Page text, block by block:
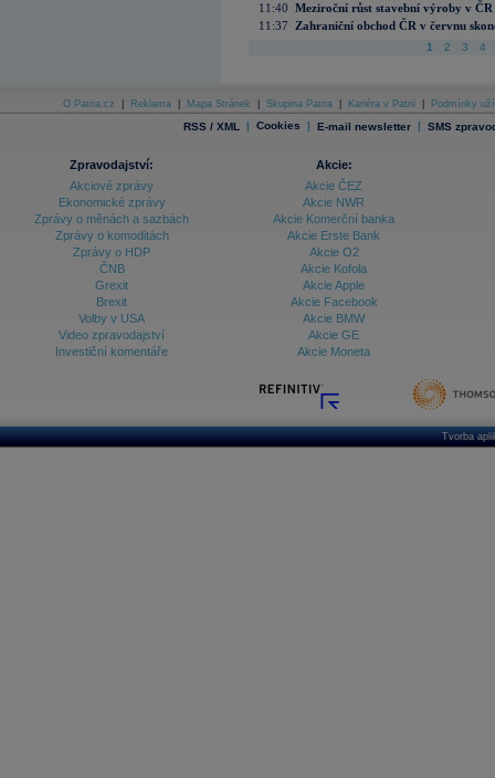
11:40 Meziroční růst stavební výroby v
11:37
Zahraniční obchod ČR v červnu
1 2 3 4
O Patria.cz Reklama Mapa Stránek Skupina Patria Kariéra v Patrii Podmínky
RSS / XML | Cookies | E-mail newsletter | SMS
Zpravodajství:
Akciové zprávy
Ekonomické zprávy
Zprávy o měnách a sazbách
Zprávy o komoditách
Zprávy o HDP
ČNB
Grexit
Brexit
Volby v USA
Video zpravodajství
Investiční komentáře
Akcie:
Akcie ČEZ
Akcie NWR
Akcie Komerční banka
Akcie Erste Bank
Akcie O2
Akcie Kofola
Akcie Apple
Akcie Facebook
Akcie BMW
Akcie GE
Akcie Moneta
Tvorba